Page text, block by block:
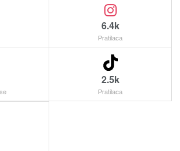
6.4k
Pratilaca
2.5k
Pratilaca